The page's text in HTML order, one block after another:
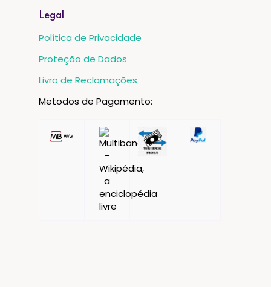
Legal
Política de Privacidade
Proteção de Dados
Livro de Reclamações
Metodos de Pagamento: